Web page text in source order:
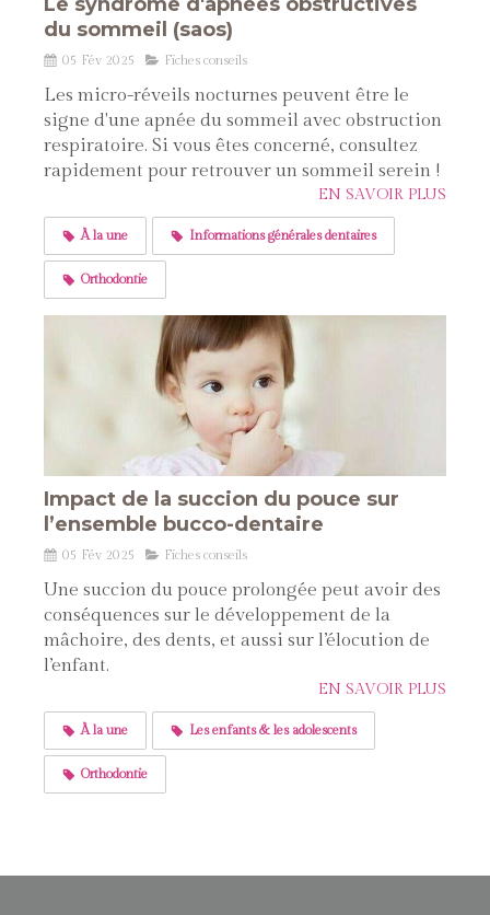
du sommeil (saos)
05 Fév 2025 Fiches conseils
Les micro-réveils nocturnes peuvent être le
signe d'une apnée du sommeil avec obstruction
respiratoire. Si vous êtes concerné, consultez
rapidement pour retrouver un sommeil serein !
EN SAVOIR PLUS
À la une Informations générales dentaires
Orthodontie
Impact de la succion du pouce sur
l’ensemble bucco-dentaire
05 Fév 2025 Fiches conseils
Une succion du pouce prolongée peut avoir des
conséquences sur le développement de la
mâchoire, des dents, et aussi sur l’élocution de
l’enfant.
EN SAVOIR PLUS
À la une Les enfants & les adolescents
Orthodontie